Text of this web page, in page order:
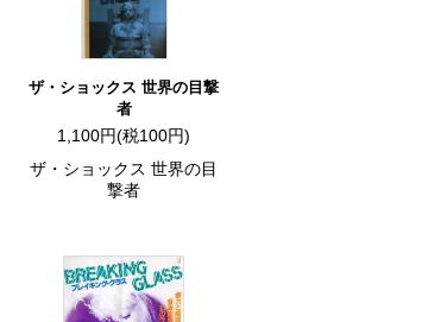
ザ・ショックス 世界の目撃
者
1,100円(税100円)
ザ・ショックス 世界の目
撃者